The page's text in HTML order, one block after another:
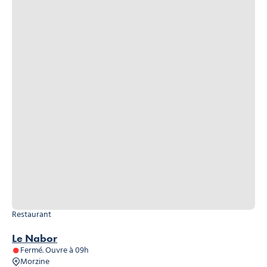
Le Nabor
Restaurant
Fermé. Ouvre à 09h
Morzine